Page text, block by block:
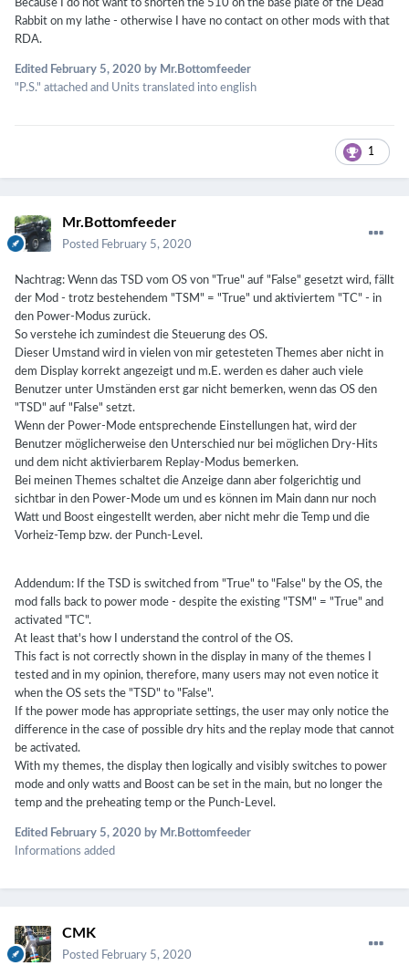
Because I do not want to shorten the 510 on the base plate of the Dead
Rabbit on my lathe - otherwise I have no contact on other mods with that
RDA.
Edited February 5, 2020 by Mr.Bottomfeeder
"P.S." attached and Units translated into english
1
Mr.Bottomfeeder
Posted February 5, 2020
Nachtrag: Wenn das TSD vom OS von "True" auf "False" gesetzt wird, fällt
der Mod - trotz bestehendem "TSM" = "True" und aktiviertem "TC" - in
den Power-Modus zurück.
So verstehe ich zumindest die Steuerung des OS.
Dieser Umstand wird in vielen von mir getesteten Themes aber nicht in
dem Display korrekt angezeigt und m.E. werden es daher auch viele
Benutzer unter Umständen erst gar nicht bemerken, wenn das OS den
"TSD" auf "False" setzt.
Wenn der Power-Mode entsprechende Einstellungen hat, wird der
Benutzer möglicherweise den Unterschied nur bei möglichen Dry-Hits
und dem nicht aktivierbarem Replay-Modus bemerken.
Bei meinen Themes schaltet die Anzeige dann aber folgerichtig und
sichtbar in den Power-Mode um und es können im Main dann nur noch
Watt und Boost eingestellt werden, aber nicht mehr die Temp und die
Vorheiz-Temp bzw. der Punch-Level.
Addendum: If the TSD is switched from "True" to "False" by the OS, the
mod falls back to power mode - despite the existing "TSM" = "True" and
activated "TC".
At least that's how I understand the control of the OS.
This fact is not correctly shown in the display in many of the themes I
tested and in my opinion, therefore, many users may not even notice it
when the OS sets the "TSD" to "False".
If the power mode has appropriate settings, the user may only notice the
difference in the case of possible dry hits and the replay mode that cannot
be activated.
With my themes, the display then logically and visibly switches to power
mode and only watts and Boost can be set in the main, but no longer the
temp and the preheating temp or the Punch-Level.
Edited February 5, 2020 by Mr.Bottomfeeder
Informations added
CMK
Posted February 5, 2020